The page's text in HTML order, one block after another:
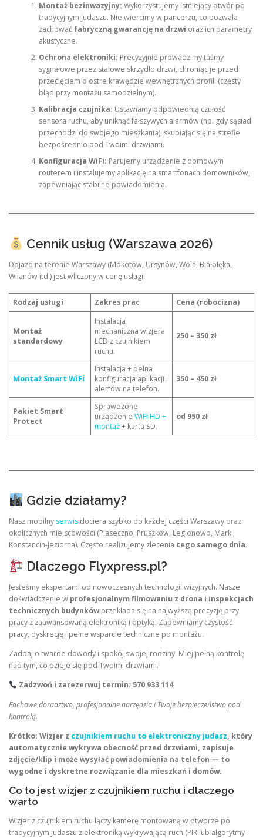
Montaż bezinwazyjny: Wykorzystujemy istniejący otwór po
tradycyjnym judaszu. Nie wiercimy w pancerzu, co pozwala
zachować fabryczną gwarancję na drzwi oraz ich parametry
akustyczne.
Ochrona elektroniki: Precyzyjnie prowadzimy taśmy
sygnałowe przez stalowe skrzydło drzwi, chroniąc je przed
przecięciem o ostre krawędzie wewnętrznych profili (częsty
błąd przy montażu samodzielnym).
Kalibracja czujnika: Ustawiamy odpowiednią czułość
sensora ruchu, aby uniknąć fałszywych alarmów (np. gdy sąsiad
przechodzi do swojego mieszkania), skupiając się na strefie
bezpośrednio pod Twoimi drzwiami.
Konfiguracja WiFi: Parujemy urządzenie z domowym
routerem i instalujemy aplikację na smartfonach domowników,
zapewniając stabilne powiadomienia.
Cennik usług (Warszawa 2026)
Dojazd na terenie Warszawy (Mokotów, Ursynów, Wola, Białołęka,
Wilanów itd.) jest wliczony w cenę usługi.
Rodzaj usługi Zakres prac Cena (robocizna)
Montaż
standardowy
Instalacja
mechaniczna wizjera
LCD z czujnikiem
ruchu.
250 – 350 zł
Montaż Smart WiFi
Instalacja + pełna
konfiguracja aplikacji i
alertów na telefon.
350 – 450 zł
Pakiet Smart
Protect
Sprawdzone
urządzenieWiFi HD +
montaż+ karta SD.
od 950 zł
Gdzie działamy?
Nasz mobilny serwis dociera szybko do każdej części Warszawy oraz
okolicznych miejscowości (Piaseczno, Pruszków, Legionowo, Marki,
Konstancin-Jeziorna). Często realizujemy zlecenia tego samego dnia.
Dlaczego Flyxpress.pl?
Jesteśmy ekspertami od nowoczesnych technologii wizyjnych. Nasze
doświadczenie w profesjonalnym filmowaniu z drona i inspekcjach
technicznych budynkówprzekłada się na najwyższą precyzję przy
pracy z zaawansowaną elektroniką i optyką. Zapewniamy czystość
pracy, dyskrecję i pełne wsparcie techniczne po montażu.
Zadbaj o twarde dowody i spokój swojej rodziny. Miej pełną kontrolę
nad tym, co dzieje się pod Twoimi drzwiami.
Zadzwoń i zarezerwuj termin: 570 933 114
Fachowe doradztwo, profesjonalne narzędzia i Twoje bezpieczeństwo pod
kontrolą.
Krótko: Wizjer z czujnikiem ruchu to elektroniczny judasz, który
automatycznie wykrywa obecność przed drzwiami, zapisuje
zdjęcie/klip i może wysyłać powiadomienia na telefon — to
wygodne i dyskretne rozwiązanie dla mieszkań i domów.
Co to jest wizjer z czujnikiem ruchu i dlaczego
warto
Wizjer z czujnikiem ruchu łączy kamerę montowaną w otworze po
tradycyjnym judaszu z elektroniką wykrywającą ruch (PIR lub algorytmy